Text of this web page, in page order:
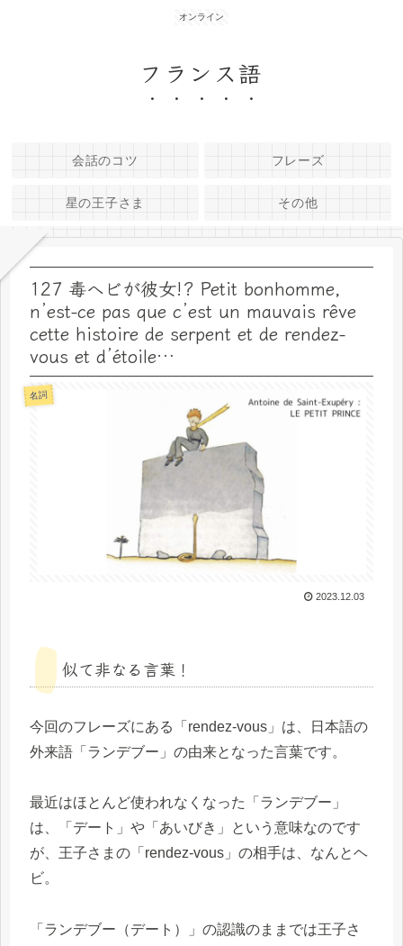
オンライン
フランス語
会話のコツ フレーズ
星の王子さま その他
127 毒ヘビが彼女!? Petit bonhomme,
n’est-ce pas que c’est un mauvais rêve
cette histoire de serpent et de rendez-
vous et d’étoile…
名詞
2023.12.03
似て非なる言葉！
今回のフレーズにある「rendez-vous」は、日本語の
外来語「ランデブー」の由来となった言葉です。
最近はほとんど使われなくなった「ランデブー」
は、「デート」や「あいびき」という意味なのです
が、王子さまの「rendez-vous」の相手は、なんとヘ
ビ。
「ランデブー（デート）」の認識のままでは王子さ